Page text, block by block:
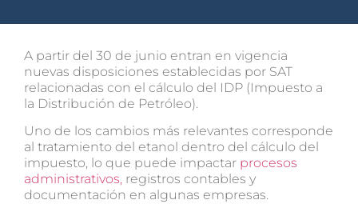
A partir del 30 de junio entran en vigencia
nuevas disposiciones establecidas por SAT
relacionadas con el cálculo del IDP (Impuesto a
la Distribución de Petróleo).
Uno de los cambios más relevantes corresponde
al tratamiento del etanol dentro del cálculo del
impuesto, lo que puede impactar procesos
administrativos, registros contables y
documentación en algunas empresas.